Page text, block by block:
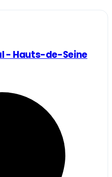
- Hauts-de-Seine